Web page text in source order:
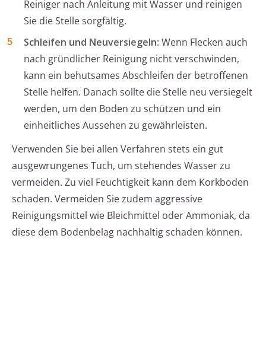
Reiniger nach Anleitung mit Wasser und reinigen
Sie die Stelle sorgfältig.
Schleifen und Neuversiegeln: Wenn Flecken auch
nach gründlicher Reinigung nicht verschwinden,
kann ein behutsames Abschleifen der betroffenen
Stelle helfen. Danach sollte die Stelle neu versiegelt
werden, um den Boden zu schützen und ein
einheitliches Aussehen zu gewährleisten.
Verwenden Sie bei allen Verfahren stets ein gut
ausgewrungenes Tuch, um stehendes Wasser zu
vermeiden. Zu viel Feuchtigkeit kann dem Korkboden
schaden. Vermeiden Sie zudem aggressive
Reinigungsmittel wie Bleichmittel oder Ammoniak, da
diese dem Bodenbelag nachhaltig schaden können.